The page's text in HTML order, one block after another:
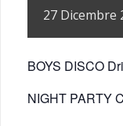
27 Dicembre
BOYS DISCO
NIGHT PARTY